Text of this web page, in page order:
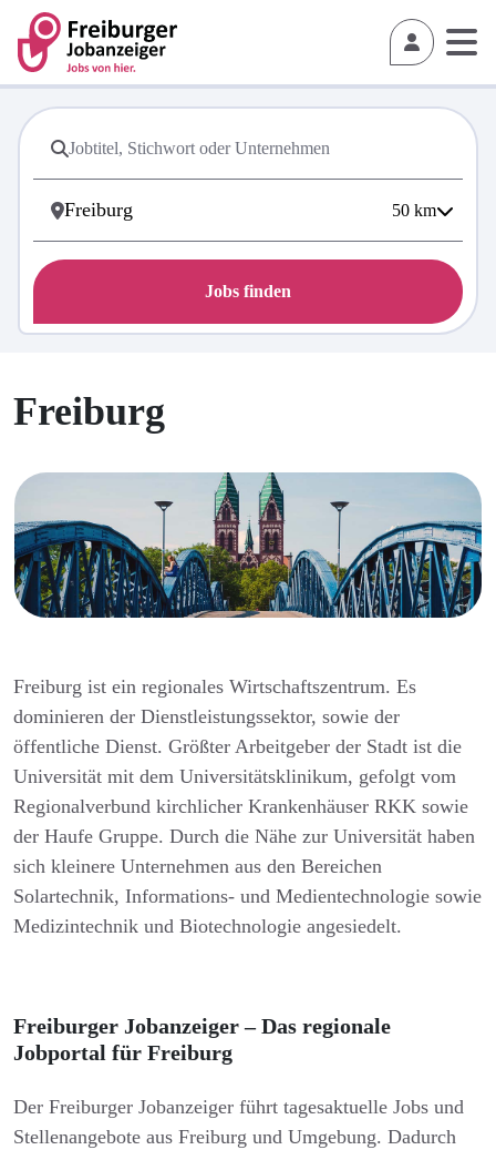
50 km
Jobs finden
Freiburg
Freiburg ist ein regionales Wirtschaftszentrum. Es
dominieren der Dienstleistungssektor, sowie der
öffentliche Dienst. Größter Arbeitgeber der Stadt ist die
Universität mit dem Universitätsklinikum, gefolgt vom
Regionalverbund kirchlicher Krankenhäuser RKK sowie
der Haufe Gruppe. Durch die Nähe zur Universität haben
sich kleinere Unternehmen aus den Bereichen
Solartechnik, Informations- und Medientechnologie sowie
Medizintechnik und Biotechnologie angesiedelt.
Freiburger Jobanzeiger – Das regionale
Jobportal für Freiburg
Der Freiburger Jobanzeiger führt tagesaktuelle Jobs und
Stellenangebote aus Freiburg und Umgebung. Dadurch